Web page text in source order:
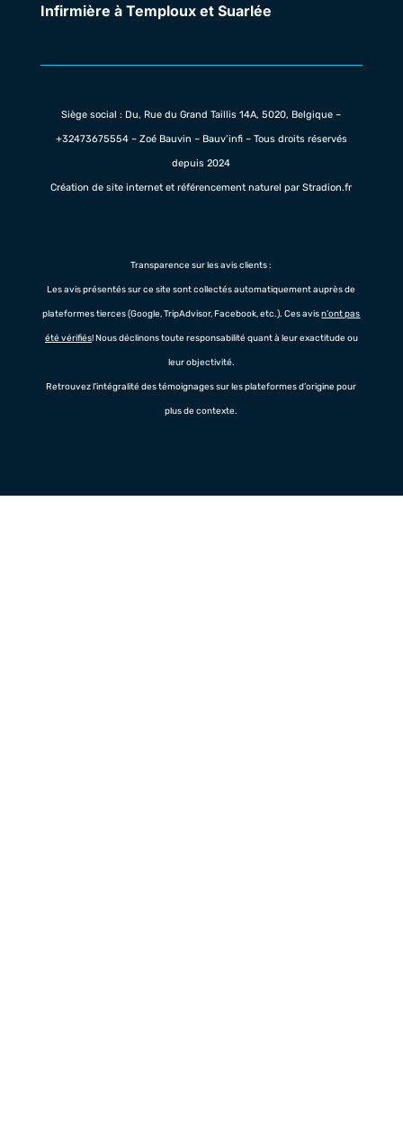
Infirmière à Temploux et Suarlée
Siège social : Du, Rue du Grand Taillis 14A, 5020, Belgique –
+32473675554 – Zoé Bauvin – Bauv’infi – Tous droits réservés
depuis 2024
Création de site internet et référencement naturel par Stradion.fr
Transparence sur les avis clients :
Les avis présentés sur ce site sont collectés automatiquement auprès de
plateformes tierces (Google, TripAdvisor, Facebook, etc.). Ces avisn’ont pas
été vérifiés! Nous déclinons toute responsabilité quant à leur exactitude ou
leur objectivité.
Retrouvez l’intégralité des témoignages sur les plateformes d’origine pour
plus de contexte.